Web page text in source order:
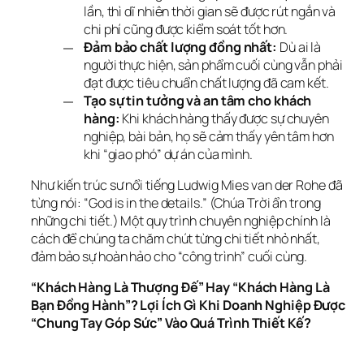
lần, thì dĩ nhiên thời gian sẽ được rút ngắn và
chi phí cũng được kiểm soát tốt hơn.
Đảm bảo chất lượng đồng nhất: Dù ai là
người thực hiện, sản phẩm cuối cùng vẫn phải
đạt được tiêu chuẩn chất lượng đã cam kết.
Tạo sự tin tưởng và an tâm cho khách
hàng: Khi khách hàng thấy được sự chuyên
nghiệp, bài bản, họ sẽ cảm thấy yên tâm hơn
khi “giao phó” dự án của mình.
Như kiến trúc sư nổi tiếng Ludwig Mies van der Rohe đã
từng nói: “God is in the details.” (Chúa Trời ẩn trong
những chi tiết.) Một quy trình chuyên nghiệp chính là
cách để chúng ta chăm chút từng chi tiết nhỏ nhất,
đảm bảo sự hoàn hảo cho “công trình” cuối cùng.
“Khách Hàng Là Thượng Đế” Hay “Khách Hàng Là
Bạn Đồng Hành”? Lợi Ích Gì Khi Doanh Nghiệp Được
“Chung Tay Góp Sức” Vào Quá Trình Thiết Kế?